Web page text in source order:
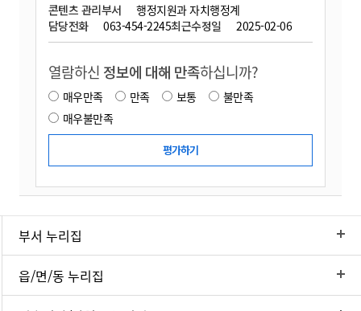
콘텐츠 관리부서
행정지원과 자치행정계
담당전화
063-454-2245최근수정일 2025-02-06
열람하신 정보에 대해 만족하십니까?
매우만족 만족 보통
불만족
매우불만족
부서 누리집
읍/면/동 누리집